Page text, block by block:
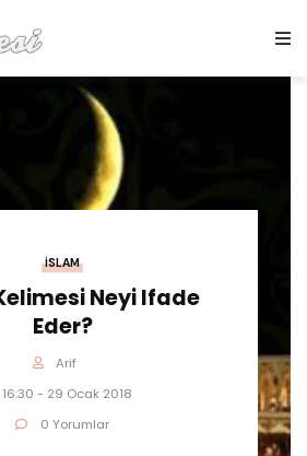
İSLAM
Neyi Ifade
Eder?
Arif
16:30 - 29 Ocak 2018
0 Yorumlar